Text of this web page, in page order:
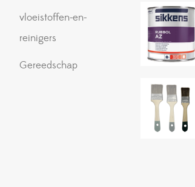
vloeistoffen-en-
reinigers
Gereedschap